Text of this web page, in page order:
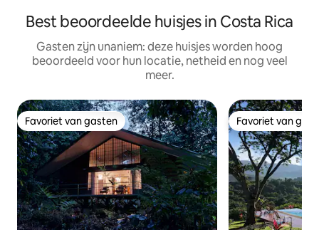
Best beoordeelde huisjes in Costa Rica
Gasten zijn unaniem: deze huisjes worden hoog
beoordeeld voor hun locatie, netheid en nog veel
meer.
Favoriet van gasten
Favoriet van gasten Favoriet van
Favoriet van